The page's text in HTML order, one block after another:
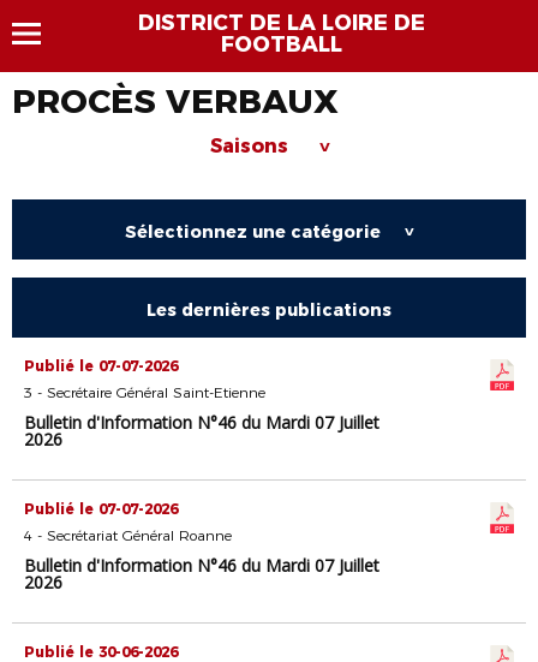
DISTRICT DE LA LOIRE DE
FOOTBALL
PROCÈS VERBAUX
Saisons >
Sélectionnez une catégorie >
Les dernières publications
Publié le 07-07-2026
3 - Secrétaire Général Saint-Etienne
Bulletin d'Information N°46 du Mardi 07 Juillet
2026
Publié le 07-07-2026
4 - Secrétariat Général Roanne
Bulletin d'Information N°46 du Mardi 07 Juillet
2026
Publié le 30-06-2026